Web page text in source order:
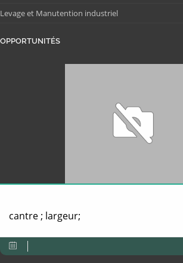
Levage et Manutention industriel
OPPORTUNITÉS
cantre ; largeur;